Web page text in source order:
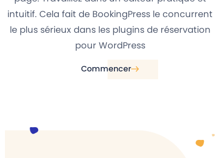
intuitif. Cela fait de BookingPress le concurrent
le plus sérieux dans les plugins de réservation
pour WordPress
Commencer